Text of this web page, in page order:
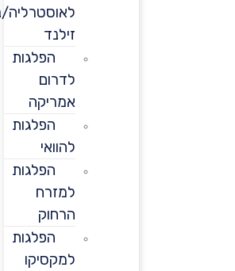
לאוסטרליה/ניו
הפלגות
לדרום
אמריקה
הפלגות
הפלגות
למזרח
הרחוק
הפלגות
למקסיקו